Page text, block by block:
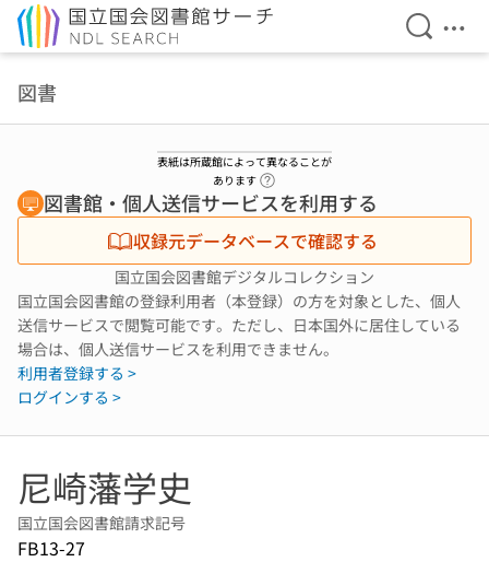
検索を
メ
図書
表紙は所蔵館によって異なることが
あります
図書館・個人送信サービスを利用する
収録元データベースで確認する
国立国会図書館デジタルコレクション
国立国会図書館の登録利用者（本登録）の方を対象とした、個人
送信サービスで閲覧可能です。ただし、日本国外に居住している
場合は、個人送信サービスを利用できません。
利用者登録する >
ログインする >
尼崎藩学史
国立国会図書館請求記号
FB13-27